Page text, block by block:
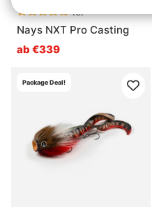
Bewertung:(3)5.0 von 5
Nays NXT Pro Casting
ab €339
Package Deal!